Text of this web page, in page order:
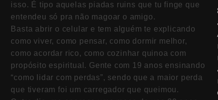
isso. É tipo aquelas piadas ruins que tu finge que
entendeu só pra não magoar o amigo.
Basta abrir o celular e tem alguém te explicando
como viver, como pensar, como dormir melhor,
como acordar rico, como cozinhar quinoa com
propósito espiritual. Gente com 19 anos ensinando
“como lidar com perdas”, sendo que a maior perda
que tiveram foi um carregador que queimou.